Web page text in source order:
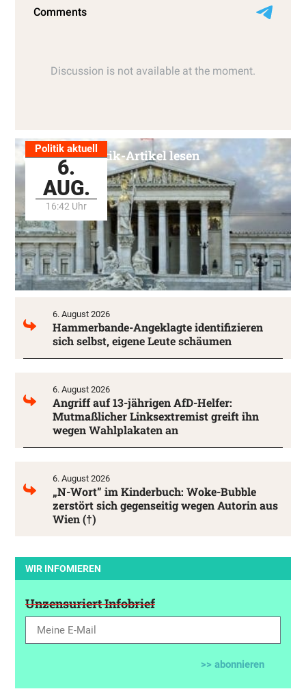
Politik aktuell
6.
AUG.
16:42 Uhr
Alle Politik-Artikel lesen
6. August 2026
Hammerbande-Angeklagte identifizieren
sich selbst, eigene Leute schäumen
6. August 2026
Angriff auf 13-jährigen AfD-Helfer:
Mutmaßlicher Linksextremist greift ihn
wegen Wahlplakaten an
6. August 2026
„N-Wort” im Kinderbuch: Woke-Bubble
zerstört sich gegenseitig wegen Autorin aus
Wien (†)
WIR INFOMIEREN
Unzensuriert Infobrief
>> abonnieren